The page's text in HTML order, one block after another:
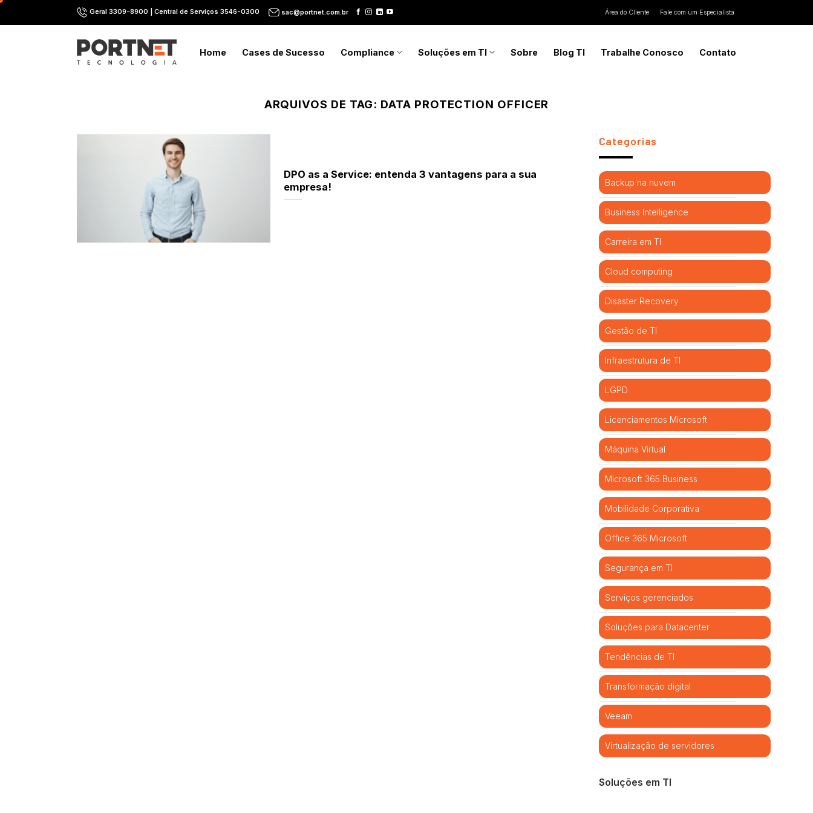
Skip
to
Geral 3309-8900 | Central de Serviços 3546-0300 sac@portnet.com.br Área do Cliente Fale com um Especialista
Home Cases de Sucesso Compliance Soluções em TI Sobre Blog TI Trabalhe Conosco Contato
ARQUIVOS DE TAG: DATA PROTECTION OFFICER
DPO as a Service: entenda 3 vantagens para a sua
empresa!
Categorias
Backup na nuvem
Business Intelligence
Carreira em TI
Cloud computing
Disaster Recovery
Gestão de TI
Infraestrutura de TI
LGPD
Licenciamentos Microsoft
Máquina Virtual
Microsoft 365 Business
Mobilidade Corporativa
Office 365 Microsoft
Segurança em TI
Serviços gerenciados
Soluções para Datacenter
Tendências de TI
Transformação digital
Veeam
Virtualização de servidores
Soluções em TI